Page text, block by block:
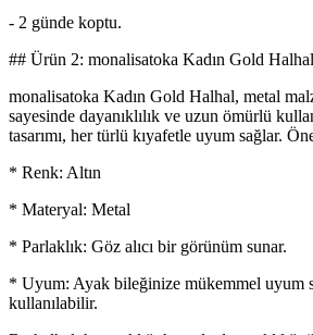
- 2 günde koptu.
## Ürün 2: monalisatoka Kadın Gold Halhal
monalisatoka Kadın Gold Halhal, metal
sayesinde dayanıklılık ve uzun ömürlü
tasarımı, her türlü kıyafetle uyum sağlar.
* Renk: Altın
* Materyal: Metal
* Parlaklık: Göz alıcı bir görünüm sunar.
* Uyum: Ayak bileğinize mükemmel uyum
kullanılabilir.